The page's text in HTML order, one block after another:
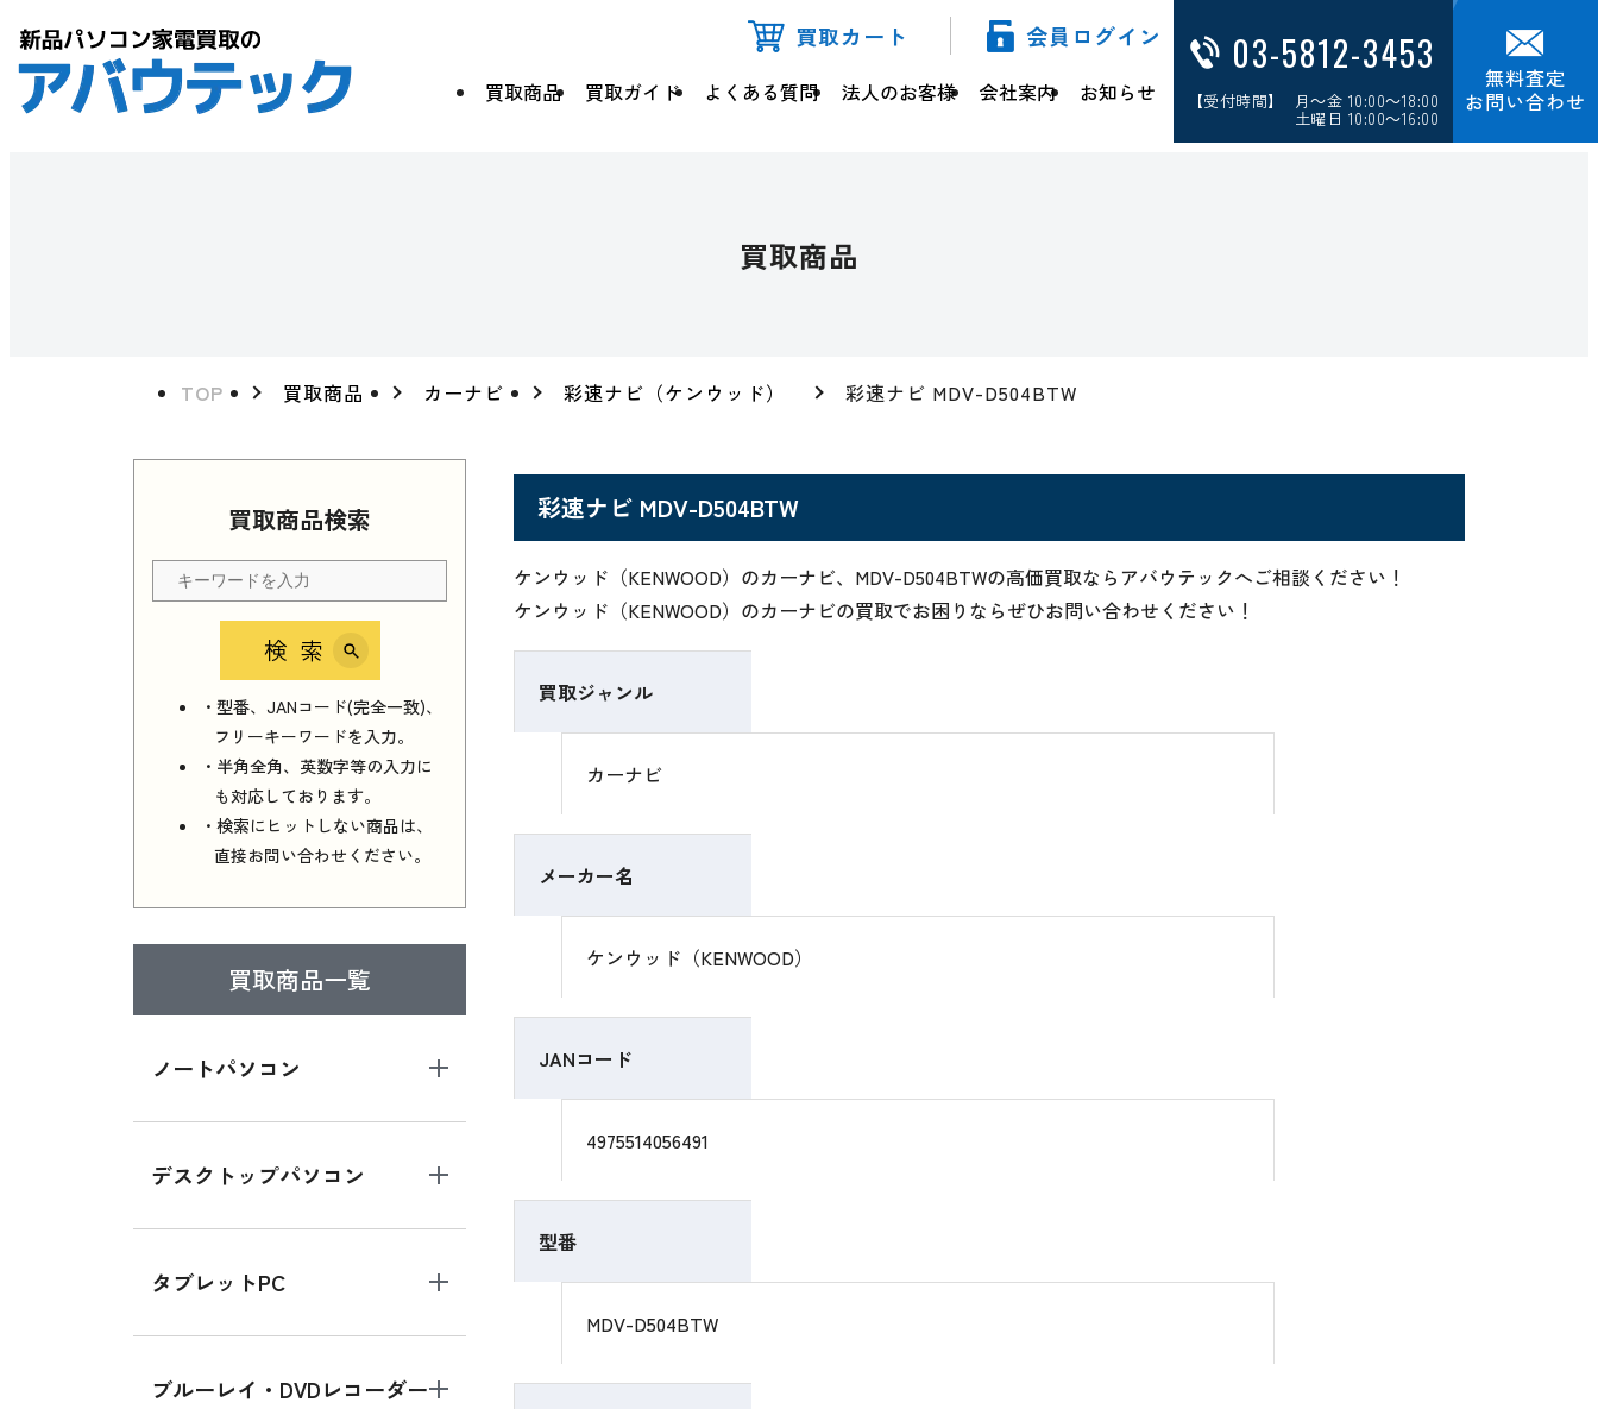
買取カート 会員ログイン
買取商品 買取ガイド よくある質問 法人のお客様 会社案内 お知らせ
03-5812-3453
【受付時間】 月～金 10:00～18:00
土曜日 10:00～16:00
無料査定
お問い合わせ
買取商品
TOP 買取商品 カーナビ 彩速ナビ（ケンウッド） 彩速ナビ MDV-D504BTW
買取商品検索
検索
・型番、JANコード(完全一致)、
フリーキーワードを入力。
・半角全角、英数字等の入力に
も対応しております。
・検索にヒットしない商品は、
直接お問い合わせください。
買取商品一覧
ノートパソコン
デスクトップパソコン
タブレットPC
ブルーレイ・DVDレコーダー
彩速ナビ MDV-D504BTW
ケンウッド（KENWOOD）のカーナビ、MDV-D504BTWの高価買取ならアバウテックへご相談ください！
ケンウッド（KENWOOD）のカーナビの買取でお困りならぜひお問い合わせください！
買取ジャンル
カーナビ
メーカー名
ケンウッド（KENWOOD）
JANコード
4975514056491
型番
MDV-D504BTW